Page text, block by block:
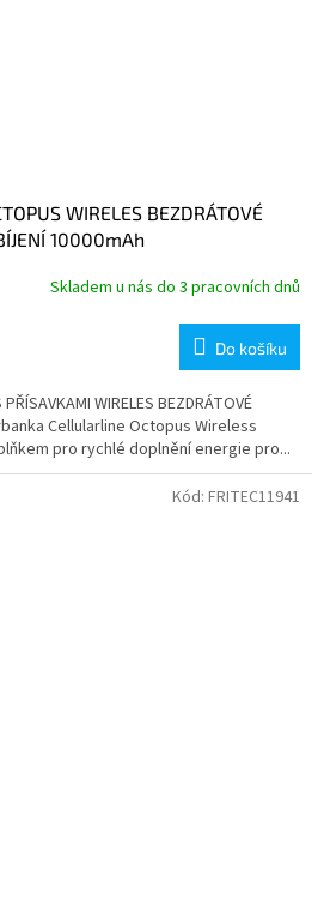
WIRELES BEZDRÁTOVÉ
10000mAh
Skladem u nás do 3 pracovních dnů
Do košíku
WIRELES BEZDRÁTOVÉ
Cellularline Octopus Wireless
pro rychlé doplnění energie pro...
Kód: FRITEC11941